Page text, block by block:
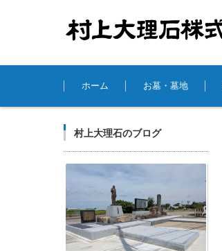
コンテンツに移動
ホーム
お墓・墓地
村上大理石のブログ